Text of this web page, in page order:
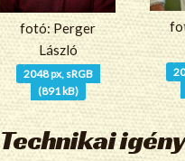
fotó: Perger
László
2048 px, sRGB
(891 kB)
Technikai